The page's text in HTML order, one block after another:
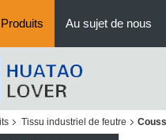
Produits Au sujet de nous
Tissu industriel de feutre